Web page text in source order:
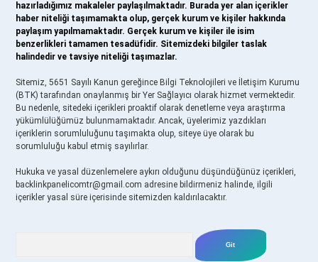
hazırladığımız makaleler paylaşılmaktadır. Burada yer alan içerikler
haber niteliği taşımamakta olup, gerçek kurum ve kişiler hakkında
paylaşım yapılmamaktadır. Gerçek kurum ve kişiler ile isim
benzerlikleri tamamen tesadüfidir. Sitemizdeki bilgiler taslak
halindedir ve tavsiye niteliği taşımazlar.
Sitemiz, 5651 Sayılı Kanun gereğince Bilgi Teknolojileri ve İletişim Kurumu
(BTK) tarafından onaylanmış bir Yer Sağlayıcı olarak hizmet vermektedir.
Bu nedenle, sitedeki içerikleri proaktif olarak denetleme veya araştırma
yükümlülüğümüz bulunmamaktadır. Ancak, üyelerimiz yazdıkları
içeriklerin sorumluluğunu taşımakta olup, siteye üye olarak bu
sorumluluğu kabul etmiş sayılırlar.
Hukuka ve yasal düzenlemelere aykırı olduğunu düşündüğünüz içerikleri,
backlinkpanelicomtr@gmail.com adresine bildirmeniz halinde, ilgili
içerikler yasal süre içerisinde sitemizden kaldırılacaktır.